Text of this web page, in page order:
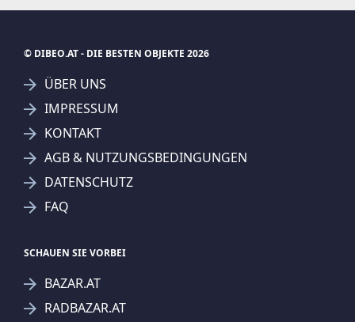
SUCHAGENT ANLEGEN FÜR DIE
AKTUELLEN SUCHKRITERIEN
Ich stimme der Verarbeitung meiner Daten, wie
zu.
© DIBEO.AT - DIE BESTEN OBJEKTE 2026
ÜBER UNS
IMPRESSUM
KONTAKT
AGB & NUTZUNGSBEDINGUNGEN
DATENSCHUTZ
FAQ
SCHAUEN SIE VORBEI
BAZAR.AT
RADBAZAR.AT